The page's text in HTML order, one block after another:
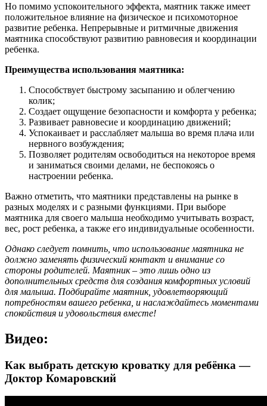
Но помимо успокоительного эффекта, маятник также имеет
положительное влияние на физическое и психомоторное
развитие ребенка. Непрерывные и ритмичные движения
маятника способствуют развитию равновесия и координации
ребенка.
Преимущества использования маятника:
Способствует быстрому засыпанию и облегчению
колик;
Создает ощущение безопасности и комфорта у ребенка;
Развивает равновесие и координацию движений;
Успокаивает и расслабляет малыша во время плача или
нервного возбуждения;
Позволяет родителям освободиться на некоторое время
и заниматься своими делами, не беспокоясь о
настроении ребенка.
Важно отметить, что маятники представлены на рынке в
разных моделях и с разными функциями. При выборе
маятника для своего малыша необходимо учитывать возраст,
вес, рост ребенка, а также его индивидуальные особенности.
Однако следует помнить, что использование маятника не
должно заменять физический контакт и внимание со
стороны родителей. Маятник – это лишь одно из
дополнительных средств для создания комфортных условий
для малыша. Подбирайте маятник, удовлетворяющий
потребностям вашего ребенка, и наслаждайтесь моментами
спокойствия и удовольствия вместе!
Видео:
Как выбрать детскую кроватку для ребёнка —
Доктор Комаровский